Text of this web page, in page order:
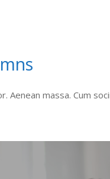
Aenean massa. Cum